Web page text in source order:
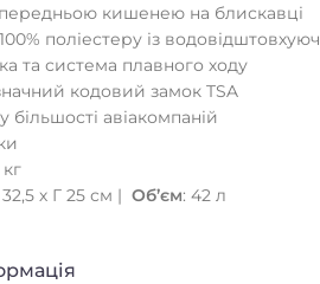
передньою кишенею на блискавці
поліестеру із
та система плавного ходу
кодовий замок TSA
більшості авіакомпаній
х Г 25 см | Об’єм: 42 л